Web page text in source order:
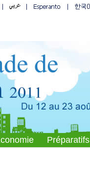
Préparatifs